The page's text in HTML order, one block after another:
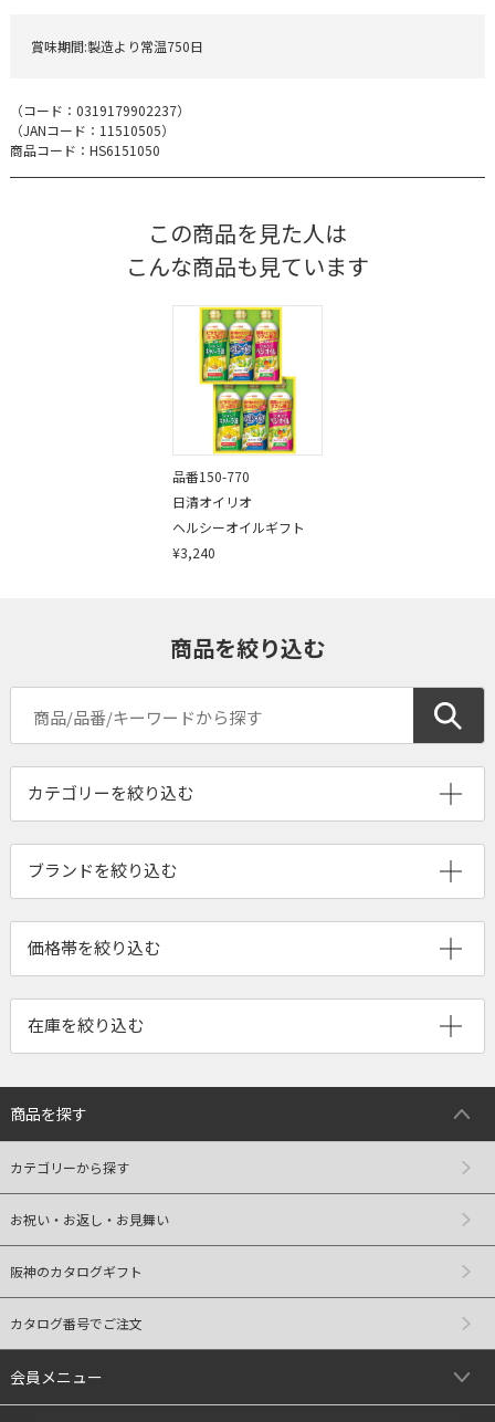
賞味期間:製造より常温750日
（コード： 0319179902237）
（JANコード： 11510505）
商品コード：HS6151050
この商品を見た人は
こんな商品も見ています
品番150-770
日清オイリオ
ヘルシーオイルギフト
¥3,240
商品を絞り込む
ブランドを絞り込む
商品を探す
カテゴリーから探す
お祝い・お返し・お見舞い
阪神のカタログギフト
カタログ番号でご注文
会員メニュー